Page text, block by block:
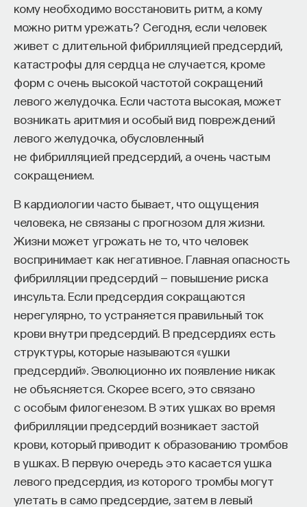
кому необходимо восстановить ритм, а кому
можно ритм урежать? Сегодня, если человек
живет с длительной фибрилляцией предсердий,
катастрофы для сердца не случается, кроме
форм с очень высокой частотой сокращений
левого желудочка. Если частота высокая, может
возникать аритмия и особый вид повреждений
левого желудочка, обусловленный
не фибрилляцией предсердий, а очень частым
сокращением.
В кардиологии часто бывает, что ощущения
человека, не связаны с прогнозом для жизни.
Жизни может угрожать не то, что человек
воспринимает как негативное. Главная опасность
фибрилляции предсердий — повышение риска
инсульта. Если предсердия сокращаются
нерегулярно, то устраняется правильный ток
крови внутри предсердий. В предсердиях есть
структуры, которые называются «ушки
предсердий». Эволюционно их появление никак
не объясняется. Скорее всего, это связано
с особым филогенезом. В этих ушках во время
фибрилляции предсердий возникает застой
крови, который приводит к образованию тромбов
в ушках. В первую очередь это касается ушка
левого предсердия, из которого тромбы могут
улетать в само предсердие, затем в левый